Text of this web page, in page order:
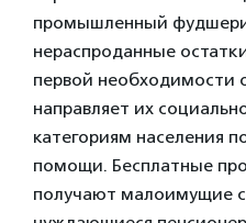
промышленный
нераспроданные
первой необходимости
направляет их
категориям населения
помощи. Бесплатные
получают малоимущие